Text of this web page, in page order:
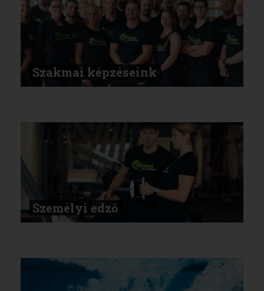
Szakmai képzéseink
Személyi edző